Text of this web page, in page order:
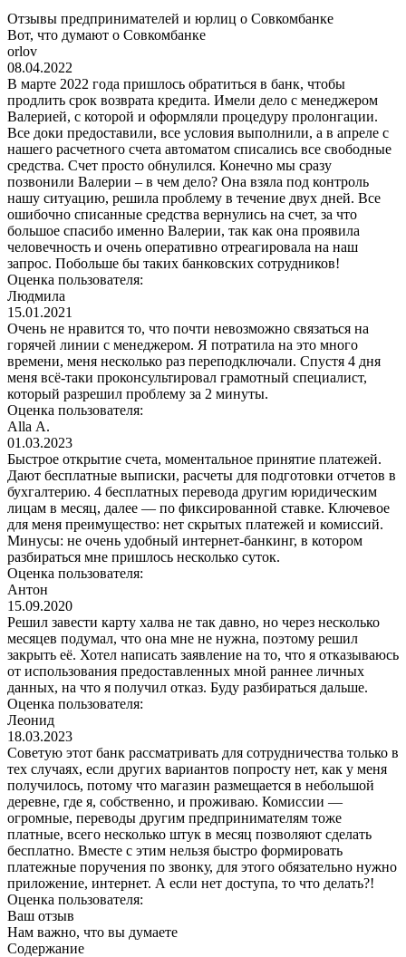
Отзывы предпринимателей и юрлиц о Совкомбанке
Вот, что думают о Совкомбанке
orlov
08.04.2022
В марте 2022 года пришлось обратиться в банк, чтобы
продлить срок возврата кредита. Имели дело с менеджером
Валерией, с которой и оформляли процедуру пролонгации.
Все доки предоставили, все условия выполнили, а в апреле с
нашего расчетного счета автоматом списались все свободные
средства. Счет просто обнулился. Конечно мы сразу
позвонили Валерии – в чем дело? Она взяла под контроль
нашу ситуацию, решила проблему в течение двух дней. Все
ошибочно списанные средства вернулись на счет, за что
большое спасибо именно Валерии, так как она проявила
человечность и очень оперативно отреагировала на наш
запрос. Побольше бы таких банковских сотрудников!
Оценка пользователя:
Людмила
15.01.2021
Очень не нравится то, что почти невозможно связаться на
горячей линии с менеджером. Я потратила на это много
времени, меня несколько раз переподключали. Спустя 4 дня
меня всё-таки проконсультировал грамотный специалист,
который разрешил проблему за 2 минуты.
Оценка пользователя:
Аlla А.
01.03.2023
Быстрое открытие счета, моментальное принятие платежей.
Дают бесплатные выписки, расчеты для подготовки отчетов в
бухгалтерию. 4 бесплатных перевода другим юридическим
лицам в месяц, далее — по фиксированной ставке. Ключевое
для меня преимущество: нет скрытых платежей и комиссий.
Минусы: не очень удобный интернет-банкинг, в котором
разбираться мне пришлось несколько суток.
Оценка пользователя:
Антон
15.09.2020
Решил завести карту халва не так давно, но через несколько
месяцев подумал, что она мне не нужна, поэтому решил
закрыть её. Хотел написать заявление на то, что я отказываюсь
от использования предоставленных мной раннее личных
данных, на что я получил отказ. Буду разбираться дальше.
Оценка пользователя:
Леонид
18.03.2023
Советую этот банк рассматривать для сотрудничества только в
тех случаях, если других вариантов попросту нет, как у меня
получилось, потому что магазин размещается в небольшой
деревне, где я, собственно, и проживаю. Комиссии —
огромные, переводы другим предпринимателям тоже
платные, всего несколько штук в месяц позволяют сделать
бесплатно. Вместе с этим нельзя быстро формировать
платежные поручения по звонку, для этого обязательно нужно
приложение, интернет. А если нет доступа, то что делать?!
Оценка пользователя:
Ваш отзыв
Нам важно, что вы думаете
Содержание